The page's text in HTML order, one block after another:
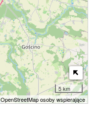
5 km
OpenStreetMap osoby wspierające